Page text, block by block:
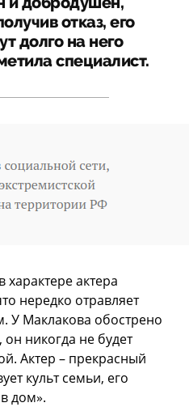
отказ, его
долго на него
специалист.
актера
нередко отравляет
У Маклакова обострено
никогда не будет
Актер – прекрасный
культ семьи, его
дом».